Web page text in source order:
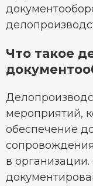
Что такое
мероприятий,
обеспечение
в